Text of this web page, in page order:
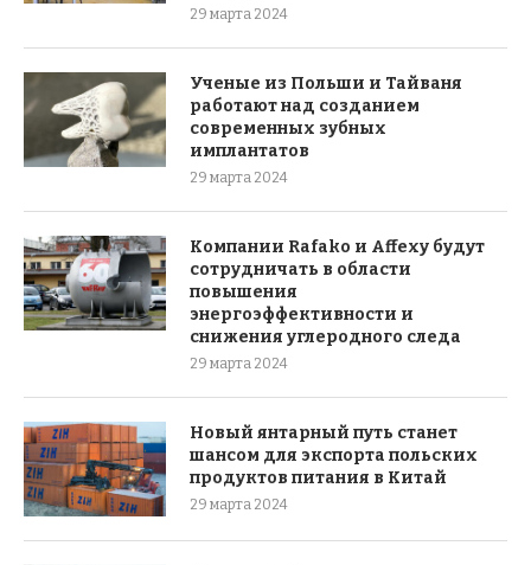
29 марта 2024
Ученые из Польши и Тайваня
работают над созданием
современных зубных
имплантатов
29 марта 2024
Компании Rafako и Affexy будут
сотрудничать в области
повышения
энергоэффективности и
снижения углеродного следа
29 марта 2024
Новый янтарный путь станет
шансом для экспорта польских
продуктов питания в Китай
29 марта 2024